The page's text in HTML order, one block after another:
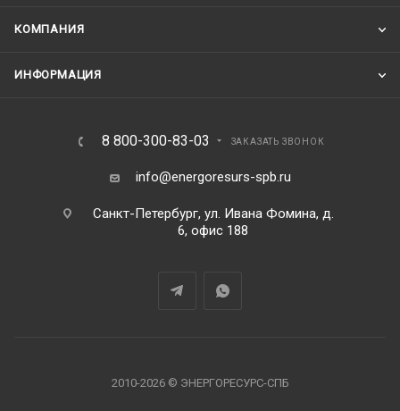
КОМПАНИЯ
ИНФОРМАЦИЯ
8 800-300-83-03 ЗАКАЗАТЬ ЗВОНОК
info@energoresurs-spb.ru
Санкт-Петербург, ул. Ивана Фомина, д.
6, офис 188
2010-2026 © ЭНЕРГОРЕСУРС-СПБ